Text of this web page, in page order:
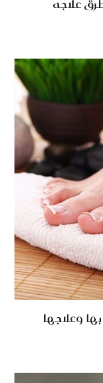
وعلاجها